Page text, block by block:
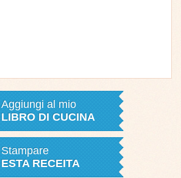
Aggiungi al mio
LIBRO DI CUCINA
Stampare
ESTA RECEITA